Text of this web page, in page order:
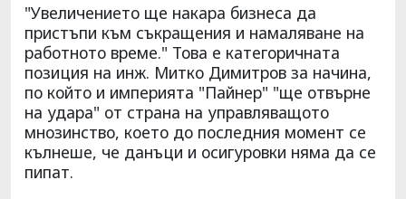
"Увеличението ще накара бизнеса да
пристъпи към съкращения и намаляване на
работното време." Това е категоричната
позиция на инж. Митко Димитров за начина,
по който и империята "Пайнер" "ще отвърне
на удара" от страна на управляващото
мнозинство, което до последния момент се
кълнеше, че данъци и осигуровки няма да се
пипат.